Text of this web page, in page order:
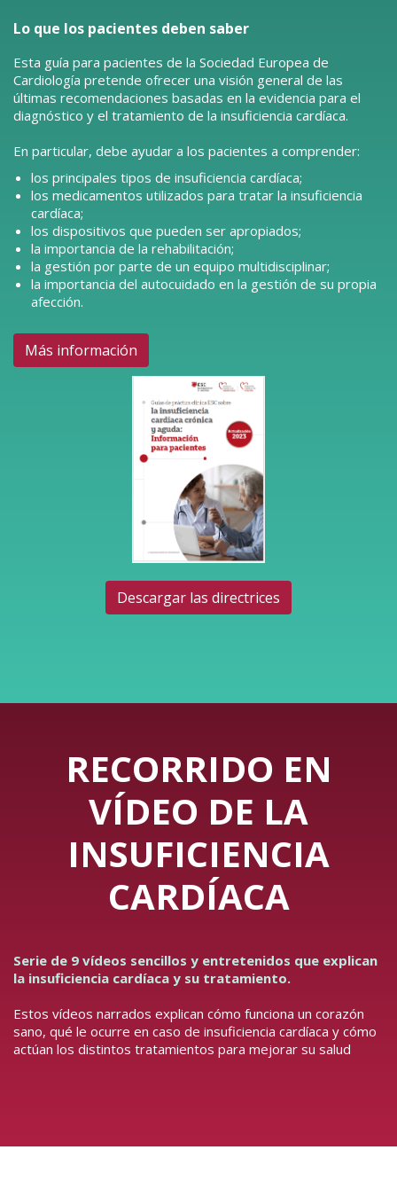
Lo que los pacientes deben saber
Esta guía para pacientes de la Sociedad Europea de
Cardiología pretende ofrecer una visión general de las
últimas recomendaciones basadas en la evidencia para el
diagnóstico y el tratamiento de la insuficiencia cardíaca.
En particular, debe ayudar a los pacientes a comprender:
los principales tipos de insuficiencia cardíaca;
los medicamentos utilizados para tratar la insuficiencia
cardíaca;
los dispositivos que pueden ser apropiados;
la importancia de la rehabilitación;
la gestión por parte de un equipo multidisciplinar;
la importancia del autocuidado en la gestión de su propia
afección.
Más información
Descargar las directrices
RECORRIDO EN
VÍDEO DE LA
INSUFICIENCIA
CARDÍACA
Serie de 9 vídeos sencillos y entretenidos que explican
la insuficiencia cardíaca y su tratamiento.
Estos vídeos narrados explican cómo funciona un corazón
sano, qué le ocurre en caso de insuficiencia cardíaca y cómo
actúan los distintos tratamientos para mejorar su salud